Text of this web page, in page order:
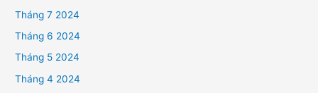
Tháng 7 2024
Tháng 6 2024
Tháng 5 2024
Tháng 4 2024